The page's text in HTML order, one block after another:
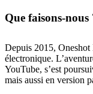
Que faisons-nous
Depuis 2015, Oneshot
électronique.
YouTube, s’est
mais aussi en version